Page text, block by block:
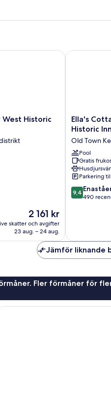
West Historic
Priset
är
2 161 kr
2 161 kr
skatter och avgifter
23 aug. – 24 aug.
Historic Inns
Ella's
Cottages
Key
West
Historic
Inns
Old
Town
Key
Ella's
Historic
Old Town
Pool
Gratis
Parkering
9.4
av
490
9,4
490
Ella's
Jämför liknande
Fler förmåner för